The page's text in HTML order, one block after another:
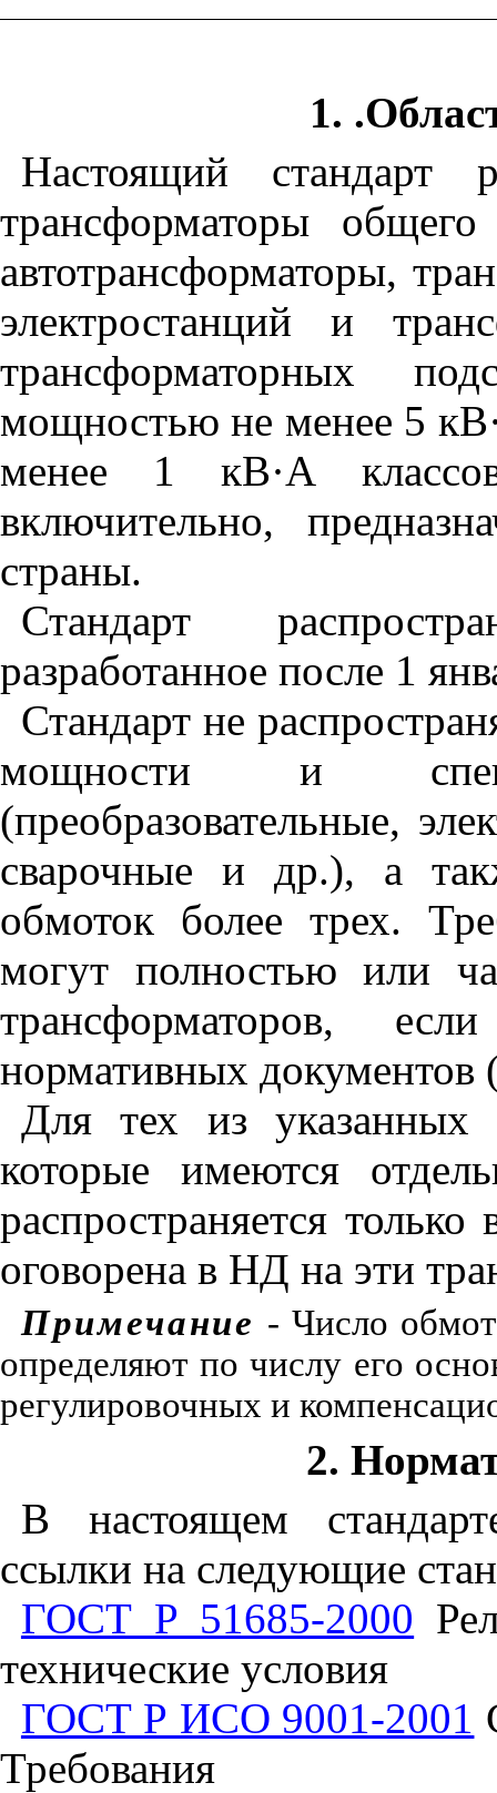
1.
Настоящий
стандарт
трансформаторы
общего
автотрансформаторы,
электростанций
и
трансформаторных
мощностью не менее 5
менее 1 кВ·А
включительно,
страны.
Стандарт
разработанное после 1
Стандарт не
мощности
и
(преобразовательные,
сварочные
и др.), а
обмоток
более трех.
могут полностью или
трансформаторов, если
нормативных документов
Для тех из
указанных
которые
имеются
распространяется только
оговорена в НД на эти
Примечание - Число
определяют по числу его
регулировочных и
2.
В настоящем
ссылки на следующие
ГОСТ Р 51685-2000
технические условия
ГОСТ Р ИСО 9001-2001
Требования